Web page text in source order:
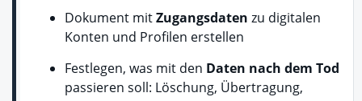
Dokument mitZugangsdaten zu digitalen
Konten und Profilen erstellen
Festlegen, was mit den Daten nach dem Tod
passieren soll: Löschung, Übertragung,